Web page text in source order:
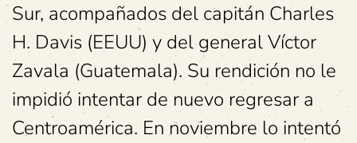
Sur, acompañados del capitán Charles
H. Davis (EEUU) y del general Víctor
Zavala (Guatemala). Su rendición no le
impidió intentar de nuevo regresar a
Centroamérica. En noviembre lo intentó